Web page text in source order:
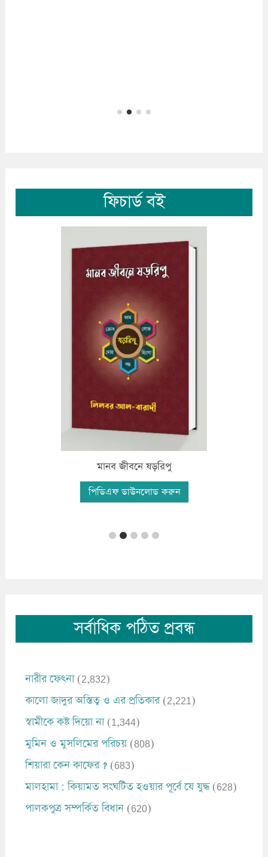
ফিচার্ড বই
মানব জীবনে ষড়রিপু
পিডিএফ ডাউনলোড করুন
সর্বাধিক পঠিত প্রবন্ধ
নারীর ফেৎনা (2,832)
কালো জাদুর অস্তিত্ব ও এর প্রতিকার (2,221)
স্বামীকে কষ্ট দিয়ো না (1,344)
মুমিন ও মুসলিমের পরিচয় (808)
শিয়ারা কেন কাফের ? (683)
মালহামা : কিয়ামত সংঘটিত হওয়ার পূর্বে যে যুদ্ধ (628)
পালকপুত্র সম্পর্কিত বিধান (620)